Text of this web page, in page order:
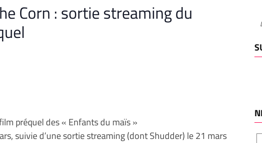
Corn : sortie streaming du
préquel des « Enfants du maïs »
suivie d’une sortie streaming (dont Shudder) le 21 mars